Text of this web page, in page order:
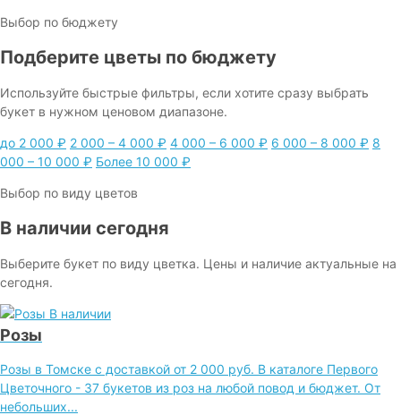
Выбор по бюджету
Подберите цветы по бюджету
Используйте быстрые фильтры, если хотите сразу выбрать
букет в нужном ценовом диапазоне.
до 2 000 ₽ 2 000 – 4 000 ₽ 4 000 – 6 000 ₽ 6 000 – 8 000 ₽ 8
000 – 10 000 ₽ Более 10 000 ₽
Выбор по виду цветов
В наличии сегодня
Выберите букет по виду цветка. Цены и наличие актуальные на
сегодня.
В наличии
Розы
Розы в Томске с доставкой от 2 000 руб. В каталоге Первого
Цветочного - 37 букетов из роз на любой повод и бюджет. От
небольших...